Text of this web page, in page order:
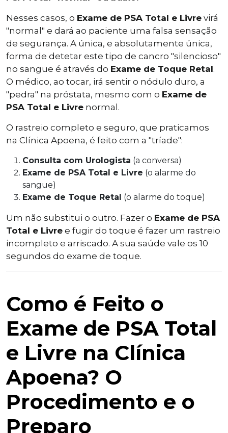
Nesses casos, o Exame de PSA Total e Livre virá
"normal" e dará ao paciente uma falsa sensação
de segurança. A única, e absolutamente única,
forma de detetar este tipo de cancro "silencioso"
no sangue é através do Exame de Toque Retal.
O médico, ao tocar, irá sentir o nódulo duro, a
"pedra" na próstata, mesmo com o Exame de
PSA Total e Livre normal.
O rastreio completo e seguro, que praticamos
na Clínica Apoena, é feito com a "tríade":
Consulta com Urologista (a conversa)
Exame de PSA Total e Livre (o alarme do
sangue)
Exame de Toque Retal (o alarme do toque)
Um não substitui o outro. Fazer o Exame de PSA
Total e Livre e fugir do toque é fazer um rastreio
incompleto e arriscado. A sua saúde vale os 10
segundos do exame de toque.
Como é Feito o
Exame de PSA Total
e Livre na Clínica
Apoena? O
Procedimento e o
Preparo